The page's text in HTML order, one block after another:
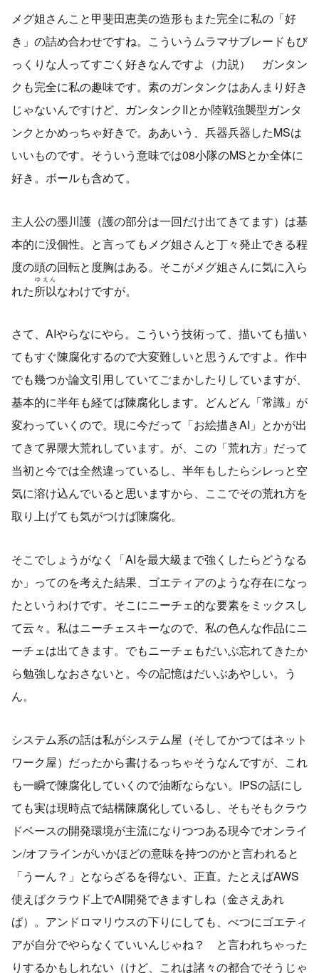
メグ姐さんこと甲斐田恵美の造形もまた完全に私の「好
き」の詰め合わせですね。こういうムラマサブレードもび
っくりな人ってすごく好きなんですよ（力説） ガンタン
クも完全に私の趣味です。素のガンタンクはあんまり好き
じゃないんですけど、ガンタンクIIとか陸戦強襲型ガンタ
ンクとかめっちゃ好きで。ああいう、兵器兵器したMSは
いいものです。そういう意味では08小隊のMSとか全体に
好き。ボールも含めて。
主人公の墨川護（護の部分は一回だけ出てきてます）は基
本的に没個性。と言ってもメグ姐さんと丁々発止できる程
度の頭の回転と度胸はある。そこがメグ姐さんに気に入ら
れた所以
ゆえん
なわけですが。
さて、AIやらなにやら。こういう技術って、描いても描い
てもすぐ陳腐化するので大変難しいと思うんですよ。作中
でも幾つか論文引用していてごまかしたりしていますが、
基本的に半年も経てば陳腐化します。どんどん「常識」が
変わっていくので。現に今だって「お絵描きAI」とかが出
てきて界隈大荒れしています。が、この「荒れ方」だって
当初と今では全然違っているし、半年もしたらシレっと空
気に溶け込んでいると思いますから、ここでその荒れ方を
取り上げても気がつけば陳腐化。
そこでしょうがなく「AIを最大級まで強くしたらどうなる
か」ってのを考えた結果、ゴエティアのような存在になっ
たというわけです。そこにニーチェ的な要素をミックスし
て云々。私はニーチェスキーなので、私の色んな作品にニ
ーチェは出てきます。でもニーチェもだいぶ忘れてきたか
ら勉強しなおさないと。今の記憶はだいぶあやしい。う
ん。
システム系の話は私がシステム屋（そしてかつてはネット
ワーク屋）だったから書けるっちゃそうなんですが、これ
も一瞬で陳腐化していくので油断ならない。IPSの話にし
ても実は現時点で結構陳腐化しているし、そもそもクラウ
ドベースの開発環境が主流になりつつある現今でオンライ
ン/オフラインがいかほどの意味を持つのかと言われると
「うーん？」とならざるを得ない、正直。たとえばAWS
使えばクラウド上でAI開発できますしね（金さえあれ
ば）。アンドロマリウスの下りにしても、べつにゴエティ
アが自分でやらなくていいんじゃね？ と言われちゃった
りするかもしれない（けど、これは諸々の都合でそうじゃ